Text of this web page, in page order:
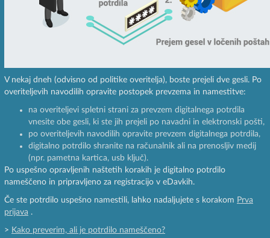
V nekaj dneh (odvisno od politike overitelja), boste prejeli dve gesli. Po
overiteljevih navodilih opravite postopek prevzema in namestitve:
na overiteljevi spletni strani za prevzem digitalnega potrdila
vnesite obe gesli, ki ste jih prejeli po navadni in elektronski pošti,
po overiteljevih navodilih opravite prevzem digitalnega potrdila,
digitalno potrdilo shranite na računalnik ali na prenosljiv medij
(npr. pametna kartica, usb ključ).
Po uspešno opravljenih naštetih korakih je digitalno potrdilo
nameščeno in pripravljeno za registracijo v eDavkih.
Če ste potrdilo uspešno namestili, lahko nadaljujete s korakom Prva
prijava .
> Kako preverim, ali je potrdilo nameščeno?